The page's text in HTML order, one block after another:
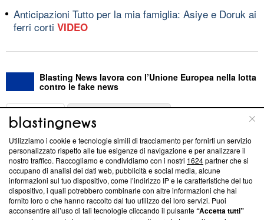
Anticipazioni Tutto per la mia famiglia: Asiye e Doruk ai
ferri corti VIDEO
Blasting News lavora con l’Unione Europea nella lotta
contro le fake news
ABOUT
Questa sezione offre informazioni trasparenti su Blasting
News, sui nostri processi editoriali e su come ci impegniamo a
creare news di qualità. Inoltre, afferma la nostra aderenza a
‘Trust Project - News with Integrity’Blasting News non è
ancora membro del programma, ma ha richiesto di farne
parte; Trust Project non ha ancora effettuato una verifica di
Utilizziamo i cookie e tecnologie simili di tracciamento per fornirti un servizio
personalizzato rispetto alle tue esigenze di navigazione e per analizzare il
nostro traffico. Raccogliamo e condividiamo con i nostri 1624partner che si
occupano di analisi dei dati web, pubblicità e social media, alcune
informazioni sul tuo dispositivo, come l’indirizzo IP e le caratteristiche del tuo
dispositivo, i quali potrebbero combinarle con altre informazioni che hai
fornito loro o che hanno raccolto dal tuo utilizzo dei loro servizi. Puoi
acconsentire all’uso di tali tecnologie cliccando il pulsante“Accetta tutti”